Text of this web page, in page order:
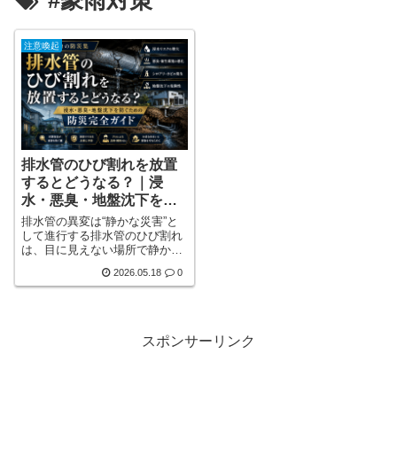
注意喚起
排水管のひび割れを放置
するとどうなる？｜浸
水・悪臭・地盤沈下を防
ぐための防災完全ガイド
排水管の異変は“静かな災害”と
して進行する排水管のひび割れ
は、目に見えない場所で静かに
見が遅れると言われています。
特に戸建て住宅では、床下・壁
活では異常に気付きにくい特徴
があります。しかし、ひび割れ
2026.05.18 0
スポンサーリンク